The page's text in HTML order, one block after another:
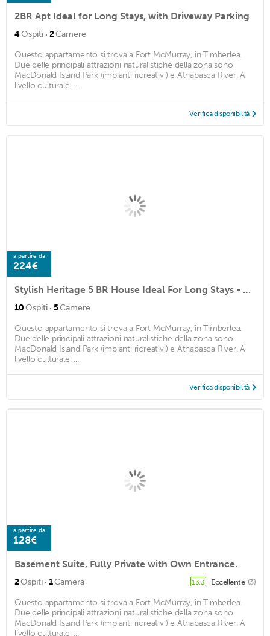
2BR Apt Ideal for Long Stays, with Driveway Parking
4Ospiti · 2Camere
Questo appartamento si trova a Fort McMurray, in Timberlea.
Due delle principali attrazioni naturalistiche della zona sono
MacDonald Island Park (impianti ricreativi) e Athabasca River. A
livello culturale, ...
Verifica disponibilità
a partire da
224€
Stylish Heritage 5 BR House Ideal For Long Stays - With Jacuzzi
10Ospiti · 5Camere
Questo appartamento si trova a Fort McMurray, in Timberlea.
Due delle principali attrazioni naturalistiche della zona sono
MacDonald Island Park (impianti ricreativi) e Athabasca River. A
livello culturale, ...
Verifica disponibilità
a partire da
128€
Basement Suite, Fully Private with Own Entrance.
2Ospiti · 1Camera 13,3 Eccellente (3)
Questo appartamento si trova a Fort McMurray, in Timberlea.
Due delle principali attrazioni naturalistiche della zona sono
MacDonald Island Park (impianti ricreativi) e Athabasca River. A
livello culturale, ...